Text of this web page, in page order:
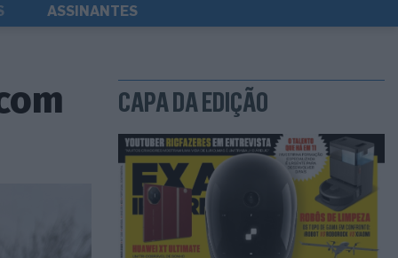
ASSINANTES
CAPA DA EDIÇÃO